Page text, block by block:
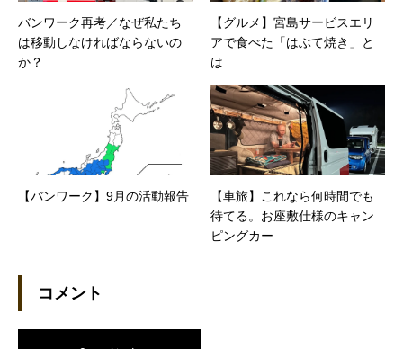
バンワーク再考／なぜ私たち
は移動しなければならないの
か？
【グルメ】宮島サービスエリ
アで食べた「はぶて焼き」と
は
【バンワーク】9月の活動報告
【車旅】これなら何時間でも
待てる。お座敷仕様のキャン
ピングカー
コメント